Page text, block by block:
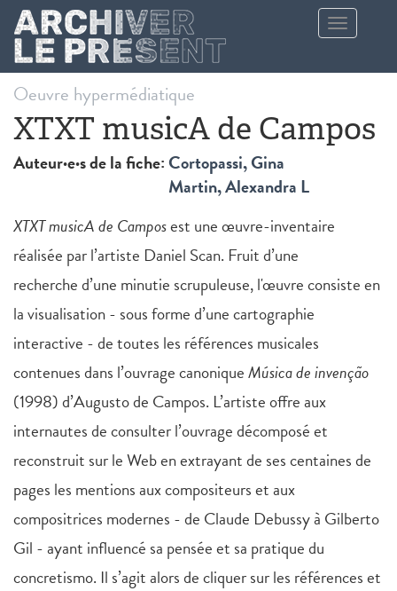
Aller au contenu principal
Toggle
navigation
Oeuvre hypermédiatique
XTXT musicA de Campos
Auteur·e·s de la fiche:Cortopassi, Gina
Martin, Alexandra L
XTXT musicA de Camposest une œuvre-inventaire
réalisée par l’artiste Daniel Scan. Fruit d’une
recherche d’une minutie scrupuleuse, l'œuvre consiste en
la visualisation - sous forme d’une cartographie
interactive - de toutes les références musicales
contenues dans l’ouvrage canoniqueMúsica de invenção
(1998) d’Augusto de Campos. L’artiste offre aux
internautes de consulter l’ouvrage décomposé et
reconstruit sur le Web en extrayant de ses centaines de
pages les mentions aux compositeurs et aux
compositrices modernes - de Claude Debussy à Gilberto
Gil - ayant influencé sa pensée et sa pratique du
concretismo. Il s’agit alors de cliquer sur les références et